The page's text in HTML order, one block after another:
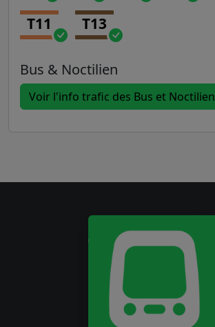
T11 T13
Bus & Noctilien
Voir l'info trafic des Bus et Noctilien